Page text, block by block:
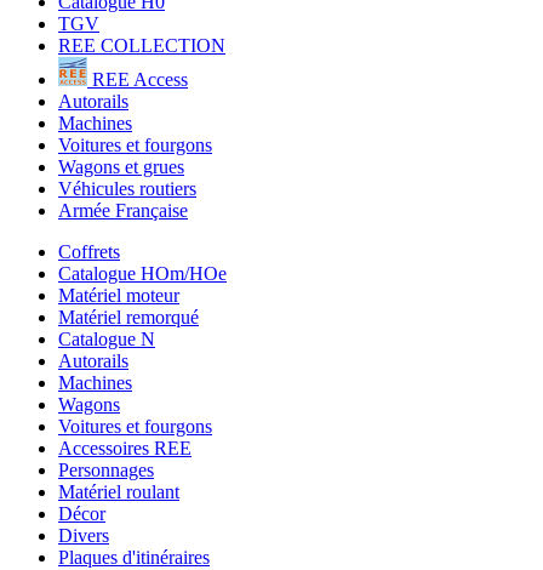
TGV
REE COLLECTION
REE Access
Autorails
Machines
Voitures et fourgons
Wagons et grues
Véhicules routiers
Armée Française
Coffrets
Catalogue HOm/HOe
Matériel moteur
Matériel remorqué
Catalogue N
Autorails
Machines
Wagons
Voitures et fourgons
Accessoires REE
Personnages
Matériel roulant
Décor
Divers
Plaques d'itinéraires